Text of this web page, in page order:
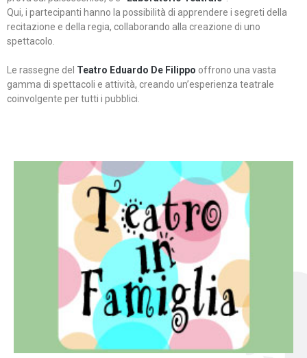
Qui, i partecipanti hanno la possibilità di apprendere i segreti della
recitazione e della regia, collaborando alla creazione di uno
spettacolo.
Le rassegne del Teatro Eduardo De Filippo offrono una vasta
gamma di spettacoli e attività, creando un’esperienza teatrale
coinvolgente per tutti i pubblici.
Teatro in famiglia
Teatro In Famiglia è una rassegna di teatro concepita
per far condividere e godere del teatro all’intera
famiglia.
Continua